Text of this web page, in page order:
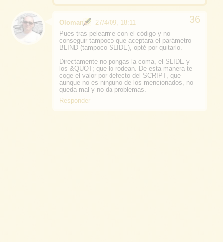
Oloman
27/4/09, 18:11
Pues tras pelearme con el código y no
conseguir tampoco que aceptara el parámetro
BLIND (tampoco SLIDE), opté por quitarlo.
Directamente no pongas la coma, el SLIDE y
los &QUOT; que lo rodean. De esta manera te
coge el valor por defecto del SCRIPT, que
aunque no es ninguno de los mencionados, no
queda mal y no da problemas.
Responder